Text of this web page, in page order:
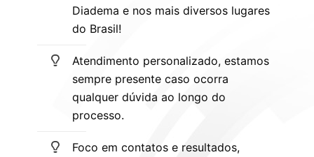
Diadema e nos mais diversos lugares
do Brasil!
Atendimento personalizado, estamos
sempre presente caso ocorra
qualquer dúvida ao longo do
processo.
Foco em contatos e resultados,